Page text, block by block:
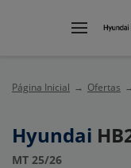
Página Inicial Ofertas
Hyundai
MT 25/26